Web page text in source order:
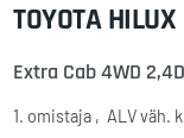
TOYOTA HILUX
Extra Cab 4WD
1. omistaja ALV väh.